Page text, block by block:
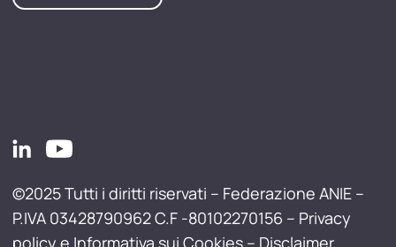
©2025 Tutti i diritti riservati – Federazione ANIE –
P.IVA 03428790962 C.F -80102270156 – Privacy